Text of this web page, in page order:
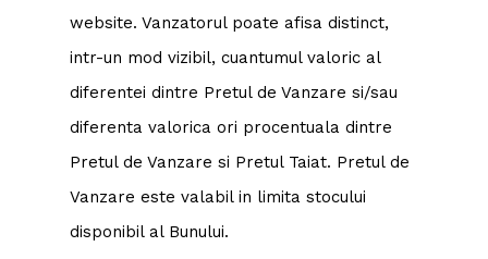
website. Vanzatorul poate afisa distinct,
intr-un mod vizibil, cuantumul valoric al
diferentei dintre Pretul de Vanzare si/sau
diferenta valorica ori procentuala dintre
Pretul de Vanzare si Pretul Taiat. Pretul de
Vanzare este valabil in limita stocului
disponibil al Bunului.